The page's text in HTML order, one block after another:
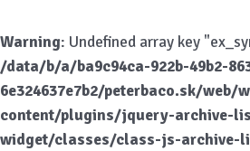
Warning: Undefined array key
/data/b/a/ba9c94ca-922b-49b2-
6e324637e7b2/peterbaco.sk/web/
content/plugins/jquery-archive-
widget/classes/class-js-archive-